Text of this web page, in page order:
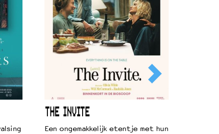
THE INVITE
Een ongemakkelijk etentje met hun